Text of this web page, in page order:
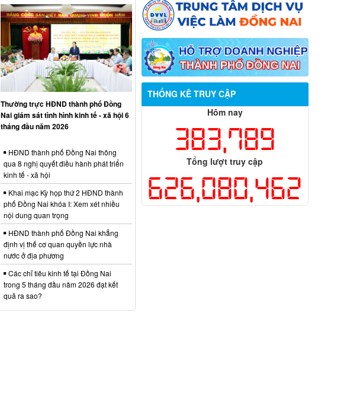
THỐNG KÊ TRUY CẬP
Hôm nay
383,789
Tổng lượt truy cập
626,080,462
Thường trực HĐND thành phố Đồng
Nai giám sát tình hình kinh tế - xã hội 6
tháng đầu năm 2026
HĐND thành phố Đồng Nai thông
qua 8 nghị quyết điều hành phát triển
kinh tế - xã hội
Khai mạc Kỳ họp thứ 2 HĐND thành
phố Đồng Nai khóa I: Xem xét nhiều
nội dung quan trọng
HĐND thành phố Đồng Nai khẳng
định vị thế cơ quan quyền lực nhà
nước ở địa phương
Các chỉ tiêu kinh tế tại Đồng Nai
trong 5 tháng đầu năm 2026 đạt kết
quả ra sao?